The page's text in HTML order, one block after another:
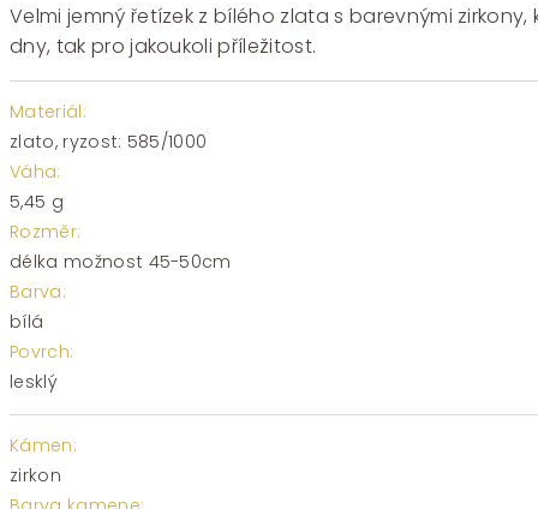
Velmi jemný řetízek z bílého zlata s barevnými
dny, tak pro jakoukoli příležitost.
Materiál:
zlato, ryzost: 585/1000
Váha:
5,45 g
Rozměr:
délka možnost 45-50cm
Barva:
bílá
Povrch:
lesklý
Kámen:
zirkon